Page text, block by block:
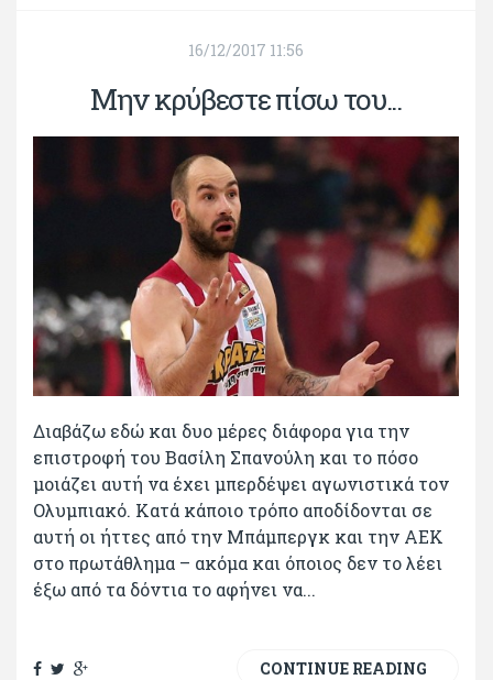
16/12/2017 11:56
Μην κρύβεστε πίσω του...
Διαβάζω εδώ και δυο μέρες διάφορα για την
επιστροφή του Βασίλη Σπανούλη και το πόσο
μοιάζει αυτή να έχει μπερδέψει αγωνιστικά τον
Ολυμπιακό. Κατά κάποιο τρόπο αποδίδονται σε
αυτή οι ήττες από την Μπάμπεργκ και την ΑΕΚ
στο πρωτάθλημα – ακόμα και όποιος δεν το λέει
έξω από τα δόντια το αφήνει να...
CONTINUE READING